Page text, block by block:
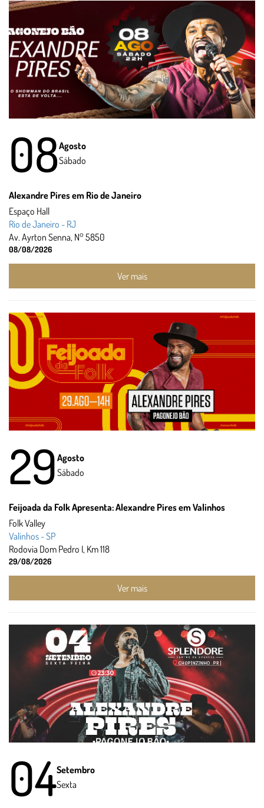
08Agosto
Sábado
Alexandre Pires em Rio de Janeiro
Espaço Hall
Rio de Janeiro - RJ
Av. Ayrton Senna, N° 5850
08/08/2026
Ver mais
29 Agosto
Sábado
Feijoada da Folk Apresenta: Alexandre Pires em Valinhos
Folk Valley
Valinhos - SP
Rodovia Dom Pedro I, Km 118
29/08/2026
Ver mais
04Setembro
Sexta